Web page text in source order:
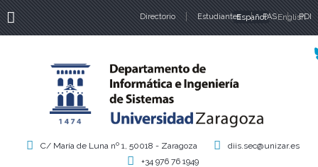
Directorio Estudiantes PAS PDI
Idiomas
Español English
C/ María de Luna nº 1, 50018 - Zaragoza
diis.sec@unizar.es
+34 976 76 1949